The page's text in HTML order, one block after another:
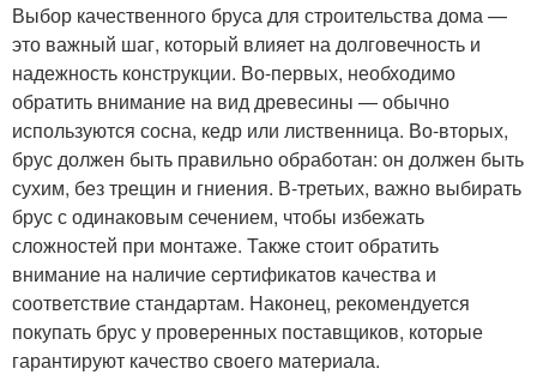
Выбор качественного бруса для строительства дома —
это важный шаг, который влияет на долговечность и
надежность конструкции. Во-первых, необходимо
обратить внимание на вид древесины — обычно
используются сосна, кедр или лиственница. Во-вторых,
брус должен быть правильно обработан: он должен быть
сухим, без трещин и гниения. В-третьих, важно выбирать
брус с одинаковым сечением, чтобы избежать
сложностей при монтаже. Также стоит обратить
внимание на наличие сертификатов качества и
соответствие стандартам. Наконец, рекомендуется
покупать брус у проверенных поставщиков, которые
гарантируют качество своего материала.